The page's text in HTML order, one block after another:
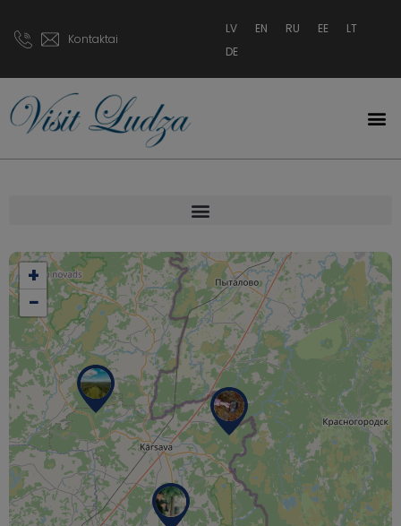
Kontaktai
LV EN RU EE
LT
DE
+
−